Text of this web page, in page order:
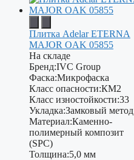
Плитка Adelar ETERNA
MAJOR OAK 05855
На складе
Бренд:IVC Group
Фаска:Микрофаска
Класс опасности:КМ2
Класс изностойкости:33
Укладка:Замковый метод
Материал:Каменно-
полимерный композит
(SPC)
Толщина:5,0 мм